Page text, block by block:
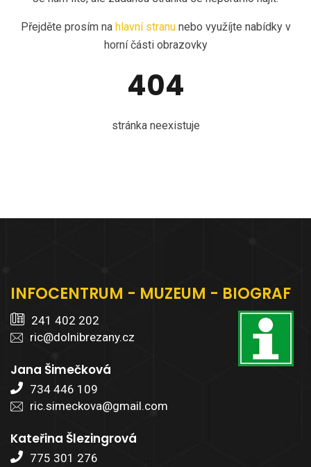
Přejděte prosím na hlavní stranunebo využíjte nabídky v
horní části obrazovky
404
stránka neexistuje
INFOCENTRUM - MUZEUM - BIOGRAF
241 402 202
ric@dolnibrezany.cz
Jana Šimečková
734 446 109
ric.simeckova@gmail.com
Kateřina Šlezingrová
775 301 276